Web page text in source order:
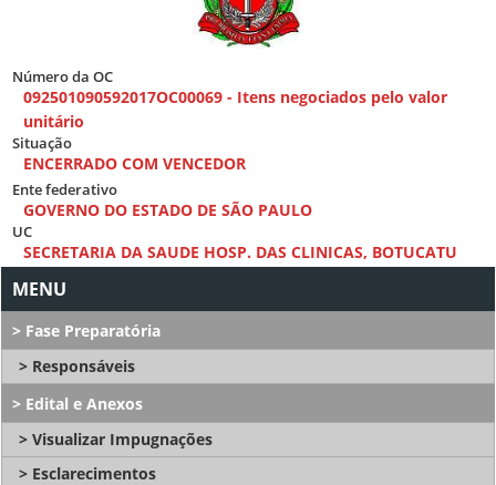
Número da OC
092501090592017OC00069 - Itens negociados pelo valor
unitário
Situação
ENCERRADO COM VENCEDOR
Ente federativo
GOVERNO DO ESTADO DE SÃO PAULO
UC
SECRETARIA DA SAUDE HOSP. DAS CLINICAS, BOTUCATU
Fase Preparatória
Responsáveis
Edital e Anexos
Visualizar Impugnações
Esclarecimentos